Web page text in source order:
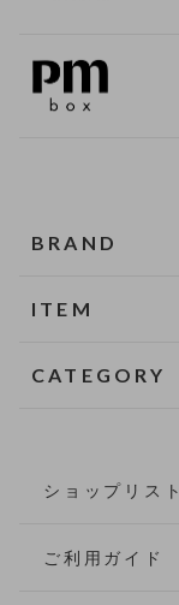
BRAND
ITEM
CATEGORY
ショップリスト
ご利用ガイド